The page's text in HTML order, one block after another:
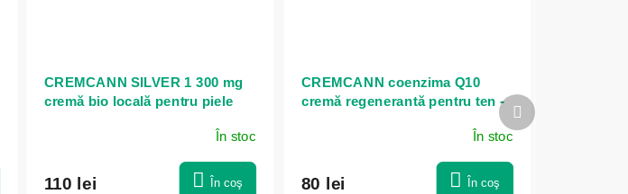
CREMCANN SILVER 1 300 mg
cremă bio locală pentru piele
În stoc
110 lei În coş
CREMCANN coenzima Q10
cremă regenerantă pentru ten -
În stoc
80 lei În coş
Produsul
următor